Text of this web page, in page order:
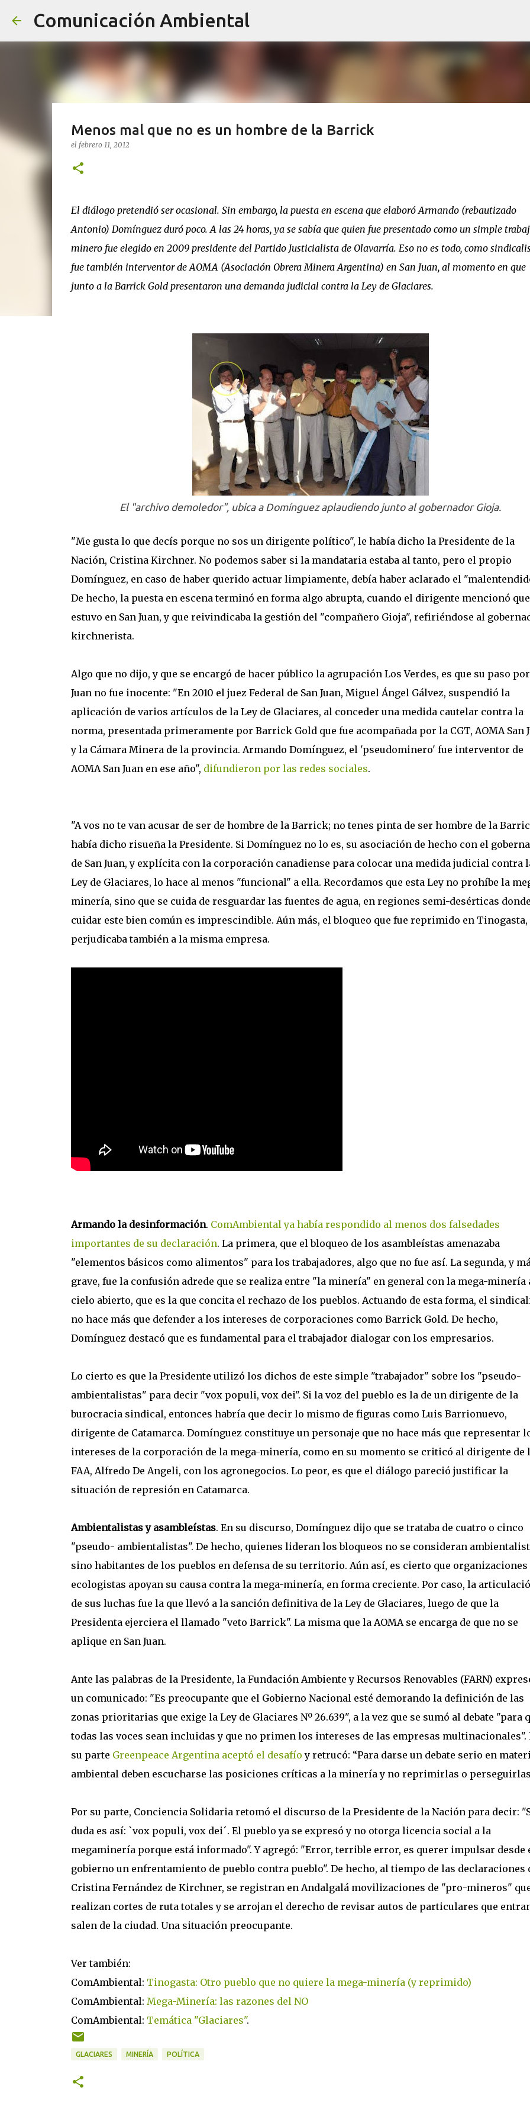
Comunicación Ambiental
Menos mal que no es un hombre de la Barrick
el febrero 11, 2012
El diálogo pretendió ser ocasional. Sin embargo, la puesta en escena que elaboró Armando (rebautizado
Antonio) Domínguez duró poco. A las 24 horas, ya se sabía que quien fue presentado como un simple
minero fue elegido en 2009 presidente del Partido Justicialista de Olavarría. Eso no es todo, como
fue también interventor de AOMA (Asociación Obrera Minera Argentina) en San Juan, al momento en que
junto a la Barrick Gold presentaron una demanda judicial contra la Ley de Glaciares.
El "archivo demoledor", ubica a Domínguez aplaudiendo junto al gobernador Gioja.
"Me gusta lo que decís porque no sos un dirigente político", le había dicho la Presidente de la
Nación, Cristina Kirchner. No podemos saber si la mandataria estaba al tanto, pero el propio
Domínguez, en caso de haber querido actuar limpiamente, debía haber aclarado el
De hecho, la puesta en escena terminó en forma algo abrupta, cuando el dirigente mencionó que
estuvo en San Juan, y que reivindicaba la gestión del "compañero Gioja", refiriéndose al
kirchnerista.
Algo que no dijo, y que se encargó de hacer público la agrupación Los Verdes, es que su paso
Juan no fue inocente: "En 2010 el juez Federal de San Juan, Miguel Ángel Gálvez, suspendió la
aplicación de varios artículos de la Ley de Glaciares, al conceder una medida cautelar contra la
norma, presentada primeramente por Barrick Gold que fue acompañada por la CGT, AOMA San
y la Cámara Minera de la provincia. Armando Domínguez, el 'pseudominero' fue interventor de
AOMA San Juan en ese año", difundieron por las redes sociales.
"A vos no te van acusar de ser de hombre de la Barrick; no tenes pinta de ser hombre de la
había dicho risueña la Presidente. Si Domínguez no lo es, su asociación de hecho con el
de San Juan, y explícita con la corporación canadiense para colocar una medida judicial contra
Ley de Glaciares, lo hace al menos "funcional" a ella. Recordamos que esta Ley no prohíbe la
minería, sino que se cuida de resguardar las fuentes de agua, en regiones semi-desérticas donde
cuidar este bien común es imprescindible. Aún más, el bloqueo que fue reprimido en Tinogasta,
perjudicaba también a la misma empresa.
Armando la desinformación. ComAmbiental ya había respondido al menos dos falsedades
importantes de su declaración. La primera, que el bloqueo de los asambleístas amenazaba
"elementos básicos como alimentos" para los trabajadores, algo que no fue así. La segunda, y
grave, fue la confusión adrede que se realiza entre "la minería" en general con la mega-minería
cielo abierto, que es la que concita el rechazo de los pueblos. Actuando de esta forma, el
no hace más que defender a los intereses de corporaciones como Barrick Gold. De hecho,
Domínguez destacó que es fundamental para el trabajador dialogar con los empresarios.
Lo cierto es que la Presidente utilizó los dichos de este simple "trabajador" sobre los "pseudo-
ambientalistas" para decir "vox populi, vox dei". Si la voz del pueblo es la de un dirigente de la
burocracia sindical, entonces habría que decir lo mismo de figuras como Luis Barrionuevo,
dirigente de Catamarca. Domínguez constituye un personaje que no hace más que representar
intereses de la corporación de la mega-minería, como en su momento se criticó al dirigente de
FAA, Alfredo De Angeli, con los agronegocios. Lo peor, es que el diálogo pareció justificar la
situación de represión en Catamarca.
Ambientalistas y asambleístas. En su discurso, Domínguez dijo que se trataba de cuatro o cinco
"pseudo- ambientalistas". De hecho, quienes lideran los bloqueos no se consideran
sino habitantes de los pueblos en defensa de su territorio. Aún así, es cierto que organizaciones
ecologistas apoyan su causa contra la mega-minería, en forma creciente. Por caso, la
de sus luchas fue la que llevó a la sanción definitiva de la Ley de Glaciares, luego de que la
Presidenta ejerciera el llamado "veto Barrick". La misma que la AOMA se encarga de que no se
aplique en San Juan.
Ante las palabras de la Presidente, la Fundación Ambiente y Recursos Renovables (FARN)
un comunicado: "Es preocupante que el Gobierno Nacional esté demorando la definición de las
zonas prioritarias que exige la Ley de Glaciares Nº 26.639", a la vez que se sumó al debate "para
todas las voces sean incluidas y que no primen los intereses de las empresas multinacionales".
su parte Greenpeace Argentina aceptó el desafío y retrucó: “Para darse un debate serio en
ambiental deben escucharse las posiciones críticas a la minería y no reprimirlas o
Por su parte, Conciencia Solidaria retomó el discurso de la Presidente de la Nación para decir:
duda es así: `vox populi, vox dei´. El pueblo ya se expresó y no otorga licencia social a la
megaminería porque está informado". Y agregó: "Error, terrible error, es querer impulsar desde
gobierno un enfrentamiento de pueblo contra pueblo". De hecho, al tiempo de las declaraciones
Cristina Fernández de Kirchner, se registran en Andalgalá movilizaciones de "pro-mineros"
realizan cortes de ruta totales y se arrojan el derecho de revisar autos de particulares que
salen de la ciudad. Una situación preocupante.
Ver también:
ComAmbiental: Tinogasta: Otro pueblo que no quiere la mega-minería (y reprimido)
ComAmbiental: Mega-Minería: las razones del NO
ComAmbiental: Temática "Glaciares".
GLACIARES MINERÍA POLÍTICA